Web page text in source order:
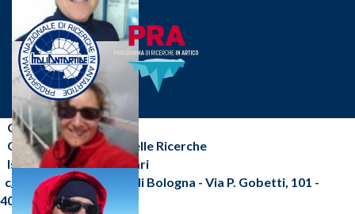
CNR-ISP
Consiglio Nazionale delle Ricerche
Istituto di Scienze Polari
c/o Area della Ricerca di Bologna - Via P. Gobetti, 101 -
40129 Bologna (BO)